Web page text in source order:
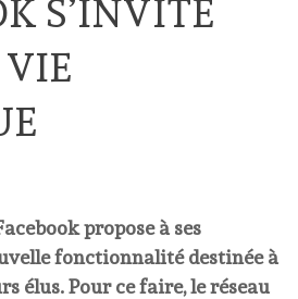
S’INVITE
propose à ses
fonctionnalité destinée à
élus. Pour ce faire, le réseau